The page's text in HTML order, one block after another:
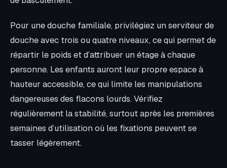
Pour une douche familiale, privilégiez un serviteur de
douche avec trois ou quatre niveaux, ce qui permet de
répartir le poids et d’attribuer un étage à chaque
personne. Les enfants auront leur propre espace à
hauteur accessible, ce qui limite les manipulations
dangereuses des flacons lourds. Vérifiez
régulièrement la stabilité, surtout après les premières
semaines d’utilisation où les fixations peuvent se
tasser légèrement.